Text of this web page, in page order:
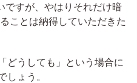
ですが、やはりそれだけ暗
ことは納得していただきた
どうしても」という場合に
ょう。